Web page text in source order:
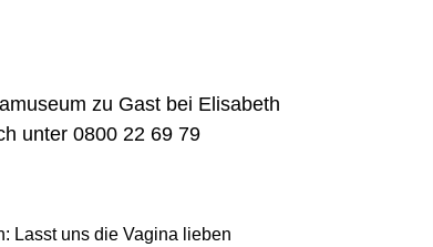
zu Gast bei Elisabeth
unter 0800 22 69 79
Lasst uns die Vagina lieben